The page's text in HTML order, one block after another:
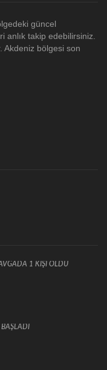
güncel
takip edebilirsiniz.
Akdeniz bölgesi son
1 KİŞİ ÖLDÜ
BAŞLADI